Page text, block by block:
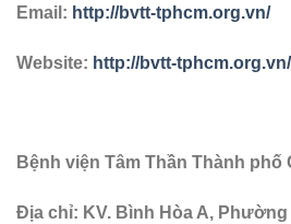
Email: http://bvtt-tphcm.org.vn/
Website: http://bvtt-tphcm.org.vn/
Bệnh viện Tâm Thần Thành phố
Địa chỉ: KV. Bình Hòa A,